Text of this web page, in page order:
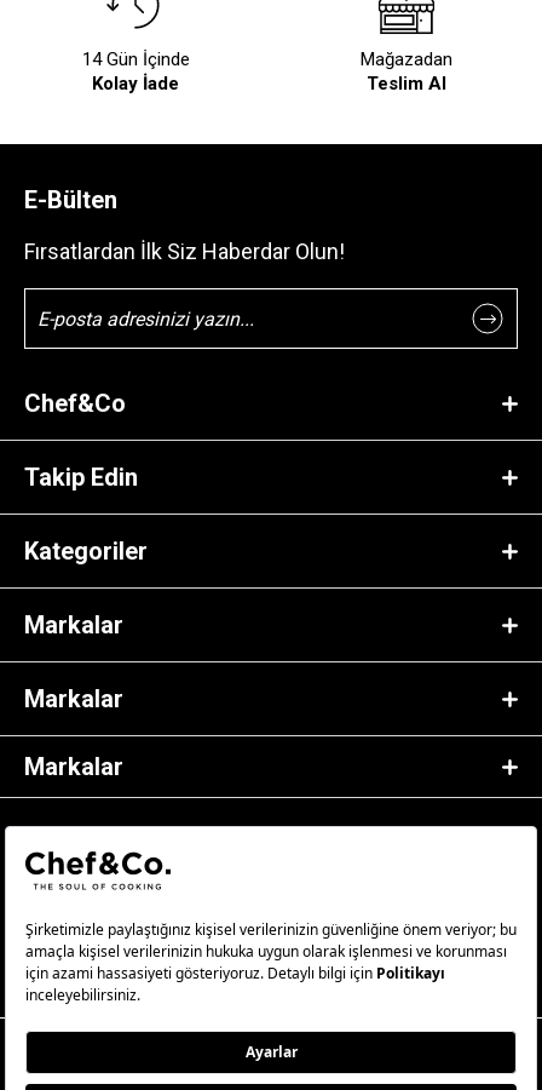
14 Gün İçinde
Kolay İade
Mağazadan
Teslim Al
E-Bülten
Fırsatlardan İlk Siz Haberdar Olun!
Chef&Co
Takip Edin
Kategoriler
Markalar
Markalar
Markalar
© 2023 Chef&Co